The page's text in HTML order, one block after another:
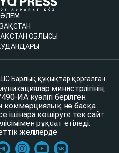
ӘЛЕМ
ОБЛЫСЫ
Барлық құқықтар қорғалған.
министрлігінің
ИА куәлігі берілген.
коммерциялық не басқа
ішінара көшіруге тек сайт
рұқсат етіледі.
желілерде